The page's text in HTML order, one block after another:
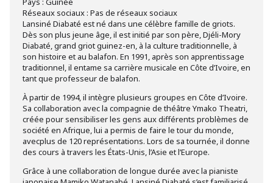
Réseaux sociaux : Pas de réseaux sociaux
Lansiné Diabaté est né dans une célèbre famille de griots.
Dès son plus jeune âge, il est initié par son père, Djéli-Mory
Diabaté, grand griot guinez-en, à la culture traditionnelle, à
son histoire et au balafon. En 1991, après son apprentissage
traditionnel, il entame sa carrière musicale en Côte d’Ivoire, en
tant que professeur de balafon.
À partir de 1994, il intègre plusieurs groupes en Côte d’Ivoire.
Sa collaboration avec la compagnie de théâtre Ymako Theatri,
créée pour sensibiliser les gens aux différents problèmes de
société en Afrique, lui a permis de faire le tour du monde,
avecplus de 120 représentations. Lors de sa tournée, il donne
des cours à travers les États-Unis, l’Asie et l’Europe.
Grâce à une collaboration de longue durée avec la pianiste